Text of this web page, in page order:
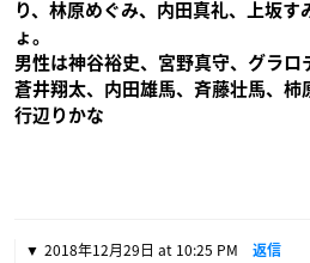
り、林原めぐみ、内田真礼、上坂す
ょ。
男性は神谷裕史、宮野真守、グラロ
蒼井翔太、内田雄馬、斉藤壮馬、柿
行辺りかな
2018年12月29日 at 10:25 PM 返信